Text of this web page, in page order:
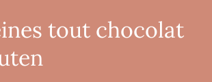
tout chocolat